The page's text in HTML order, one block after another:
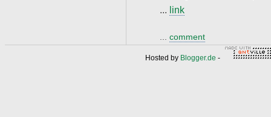
... link
comment
Hosted by Blogger.de -